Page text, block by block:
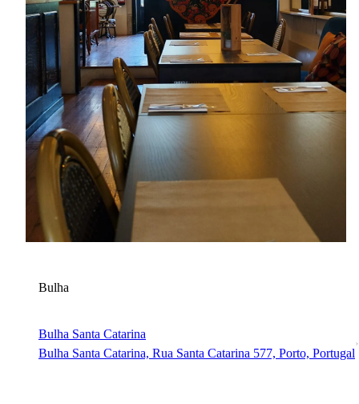
B
Bulha
Bulha Santa Catarina
Bulha Santa Catarina, Rua Santa Catarina 577, Porto, Portugal